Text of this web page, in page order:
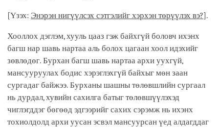
[Үзэх: Энэрэн нигүүлсэх сэтгэлийг хэрхэн төрүүлэх вэ?].
Хооллох дэглэм, хууль цааз гэж байхгүй боловч ихэнх
багш нар шавь нартаа аль болох цагаан хоол идэхийг
зөвлөдөг. Бурхан багш шавь нартаа архи уухгүй,
мансууруулах бодис хэрэглэхгүй байхыг мөн заан
сургадаг байжээ. Бурханы шашны төлөвшлийн сургаал
нь дурдал, хувийн сахилга батыг төлөвшүүлэхэд
чиглэгддэг бөгөөд эдгээрийг сахих сэрэмж нь ихэнх
тохиолдолд архи уусан эсвэл мансуурсан үед алдагддаг